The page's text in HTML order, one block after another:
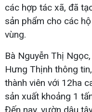
các hợp tác xã, đã
sản phẩm cho các
vùng.
Bà Nguyễn Thị
Hưng Thịnh thông
thành viên với 12ha
sản xuất khoảng 1
Đến nay, vườn dâu